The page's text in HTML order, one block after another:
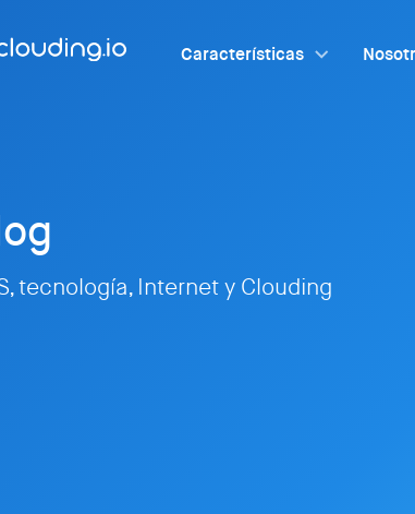
Características
tecnología, Internet y Clouding